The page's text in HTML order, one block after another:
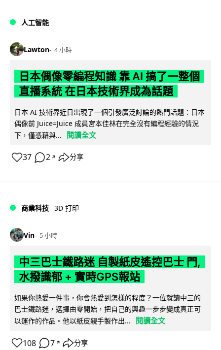
人工智能
Lawton 4 小時
日本偶像零編程知識 靠 AI 搞了一整個
直播系統 在日本技術界成為話題
日本 AI 技術界近日出現了一個引發廣泛討論的熱門話題：日本
偶像前 Juice=Juice 成員宮本佳林在完全沒有編程經驗的情況
下，僅憑藉與...
閱讀全文
37 2 ↗ 分享
商業科技 3D 打印
Vin 5 小時
中三巴士鐵路迷 自製紙皮遙控巴士 門,
水撥識郁 + 實時GPS報站
如果你熱愛一件事，你會熱愛到怎樣的程度？一位就讀中三的
巴士鐵路迷，選擇由零開始，把自己的興趣一步步變成真正可
以運作的作品。他以紙皮親手製作出...
閱讀全文
108 7 ↗ 分享